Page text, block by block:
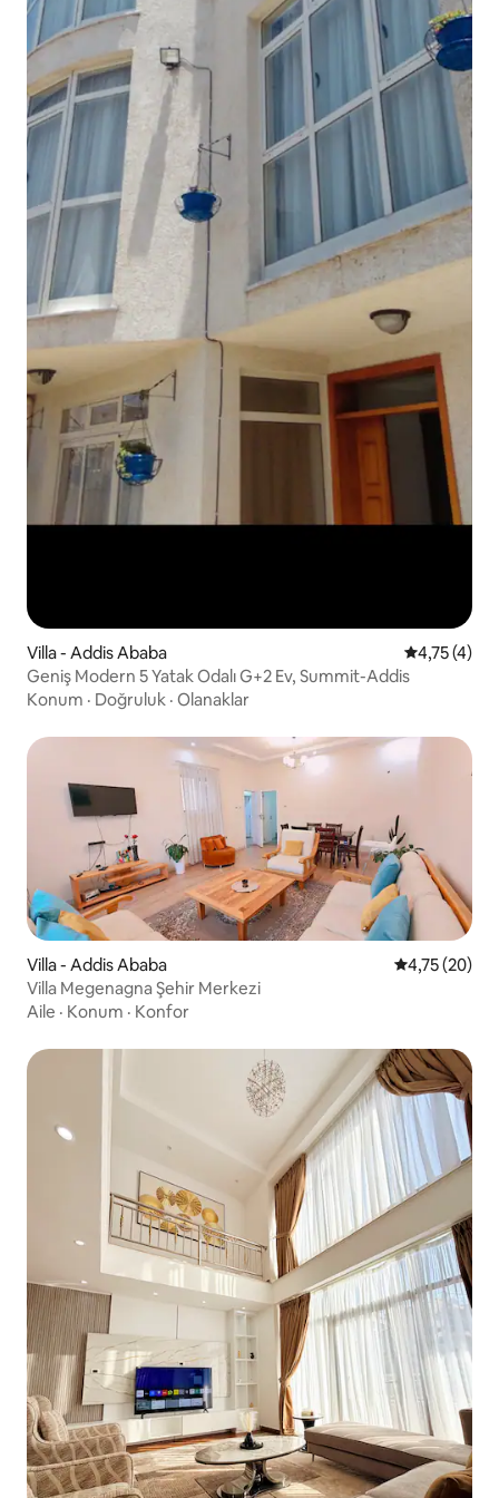
Villa - Addis Ababa 54,75 (4)
Geniş Modern 5 Yatak Odalı G+2 Ev, Summit-Addis
Konum · Doğruluk · Olanaklar
Villa - Addis Ababa 5 üzerinden
4,75 (20)
Villa Megenagna Şehir Merkezi
Aile · Konum · Konfor